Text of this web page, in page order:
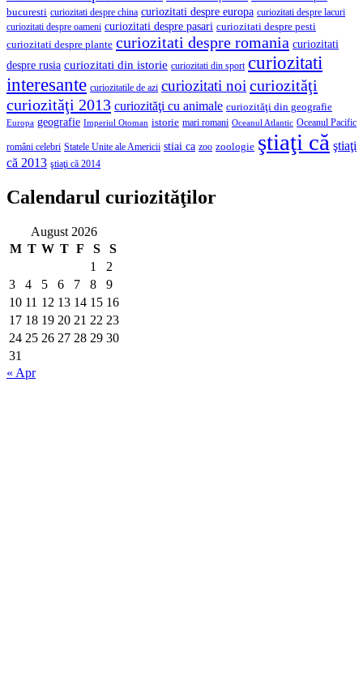
bucuresti curiozitati despre china curiozitati despre europa curiozitati despre lacuri
curiozitati despre oameni curiozitati despre pasari curiozitati despre pesti
curiozitati despre plante curiozitati despre romania curiozitati
despre rusia curiozitati din istorie curiozitati din sport curiozitati
interesante curiozitatile de azi curiozitati noicuriozităţi
curiozităţi 2013 curiozităţi cu animale curiozităţi din geografie
Europa geografie Imperiul Otoman istorie mari romani Oceanul Atlantic Oceanul Pacific
români celebri Statele Unite ale Americii stiai ca zoo zoologie ştiaţi că ştiaţi
că 2013 ştiaţi că 2014
Calendarul curiozităţilor
August 2026
M T W T F S
S
1
2
3
4 5 6 7 8
9
10 11 12 13 14 15 16
17 18 19 20 21 22 23
24 25 26 27 28 29 30
31
« Apr